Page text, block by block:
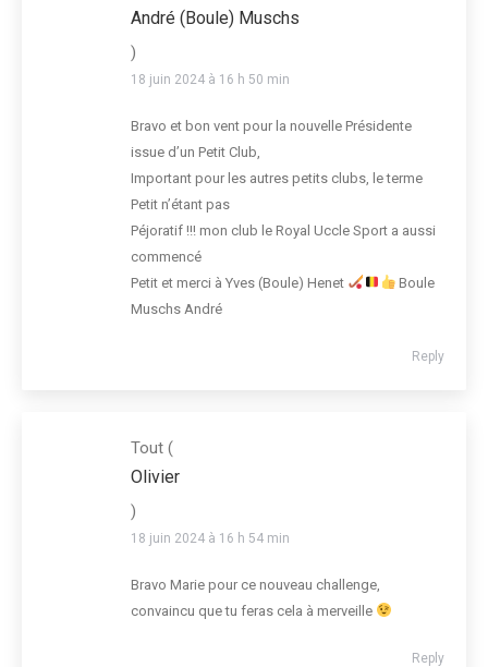
André (Boule) Muschs
)
18 juin 2024 à 16 h 50 min
Bravo et bon vent pour la nouvelle Présidente
issue d’un Petit Club,
Important pour les autres petits clubs, le terme
Petit n’étant pas
Péjoratif !!! mon club le Royal Uccle Sport a aussi
commencé
Petit et merci à Yves (Boule) Henet
Boule
Muschs André
Reply
Tout (
Olivier
)
18 juin 2024 à 16 h 54 min
Bravo Marie pour ce nouveau challenge,
convaincu que tu feras cela à merveille
Reply